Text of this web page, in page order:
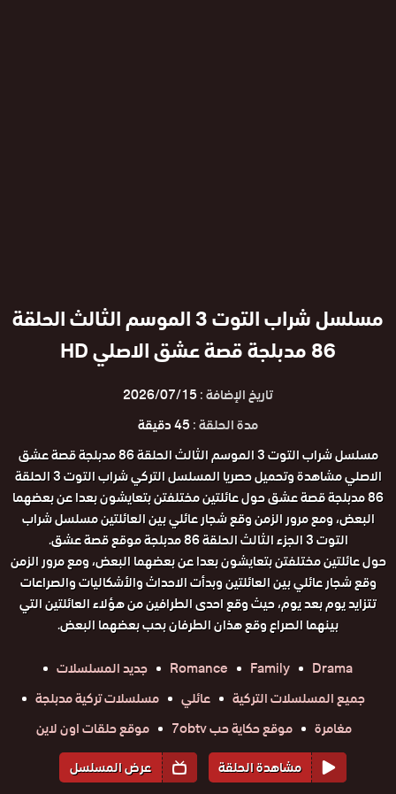
مسلسل شراب التوت 3 الموسم الثالث الحلقة
86 مدبلجة قصة عشق الاصلي HD
تاريخ الإضافة :2026/07/15
مدة الحلقة :45 دقيقة
مسلسل شراب التوت 3 الموسم الثالث الحلقة 86 مدبلجة قصة عشق
الاصلي مشاهدة وتحميل حصريا المسلسل التركي شراب التوت 3 الحلقة
86 مدبلجة قصة عشق حول عائلتين مختلفتن بتعايشون بعدا عن بعضهما
البعض، ومع مرور الزمن وقع شجار عائلي بين العائلتين مسلسل شراب
التوت 3 الجزء الثالث الحلقة 86 مدبلجة موقع قصة عشق.
حول عائلتين مختلفتن بتعايشون بعدا عن بعضهما البعض، ومع مرور الزمن
وقع شجار عائلي بين العائلتين وبدأت الاحداث والأشكاليات والصراعات
تتزايد يوم بعد يوم، حيث وقع احدى الطرافين من هؤلاء العائلتين التي
بينهما الصراع وقع هذان الطرفان بحب بعضهما البعض.
Drama
Family
Romance
جديد المسلسلات
جميع المسلسلات التركية
عائلي
مسلسلات تركية مدبلجة
مغامرة
موقع حكاية حب 7obtv
موقع حلقات اون لاين
مشاهدة الحلقة
عرض المسلسل